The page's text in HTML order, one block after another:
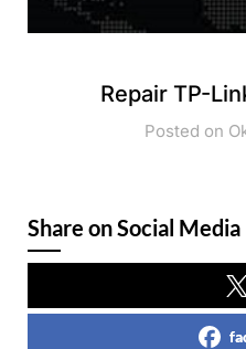
Repair TP-
Posted on
Share on Social Media